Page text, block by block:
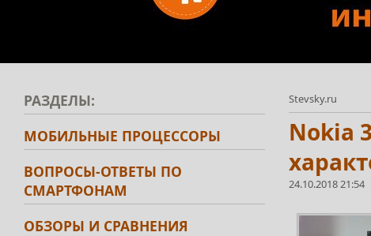
Stevsky.ru
Nokia
24.10.2018 21:54
РАЗДЕЛЫ:
МОБИЛЬНЫЕ ПРОЦЕССОРЫ
ВОПРОСЫ-ОТВЕТЫ ПО
СМАРТФОНАМ
ОБЗОРЫ И СРАВНЕНИЯ